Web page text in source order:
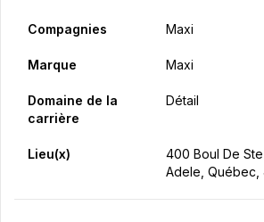
Compagnies Maxi
Marque Maxi
Domaine de la
carrière
Détail
Lieu(x)
400 Boul De
Adele, Québec,